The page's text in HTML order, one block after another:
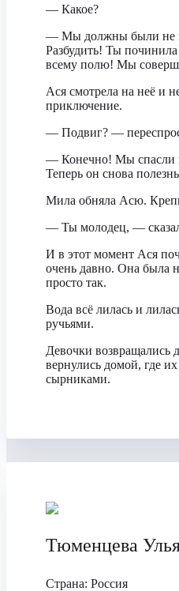
— Какое?
— Мы должны были не
Разбудить! Ты
всему полю! Мы
Ася смотрела на неё и
приключение.
— Подвиг? —
— Конечно! Мы спасли
Теперь он снова
Мила обняла Асю.
— Ты молодец, —
И в этот момент Ася
очень давно. Она была
просто так.
Вода всё лилась и
ручьями.
Девочки возвращались
вернулись домой, где
сырниками.
Тюменцева
Страна: Россия